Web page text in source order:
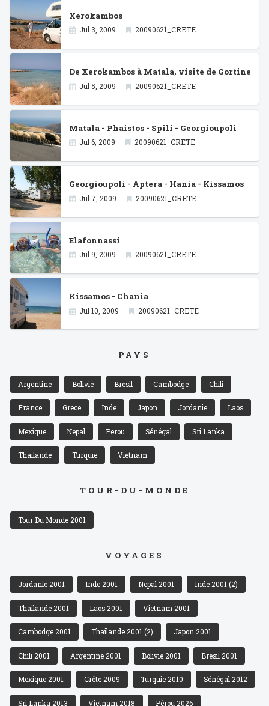
Xerokambos
Jul 3, 2009 20090621_CRETE
De Xerokambos à Matala, visite de Gortine
Jul 5, 2009 20090621_CRETE
Matala - Phaistos - Spili - Georgioupoli
Jul 6, 2009 20090621_CRETE
Georgioupoli - Aptera - Hania - Kissamos
Jul 7, 2009 20090621_CRETE
Elafonnassi
Jul 9, 2009 20090621_CRETE
Kissamos - Chania
Jul 10, 2009 20090621_CRETE
PAYS
Argentine Bolivie Bresil Cambodge Chili
France Grece Inde Japon Jordanie Laos
Mexique Nepal Perou Sénégal Sri Lanka
Thailande Turquie Vietnam
TOUR-DU-MONDE
Tour Du Monde 2001
VOYAGES
Jordanie 2001 Inde 2001 Nepal 2001 Inde 2001 (2)
Thailande 2001 Laos 2001 Vietnam 2001
Cambodge 2001 Thailande 2001 (2) Japon 2001
Chili 2001 Argentine 2001 Bolivie 2001 Bresil 2001
Mexique 2001 Crête 2009 Turquie 2010 Sénégal 2012
Sri Lanka 2013 Vietnam 2018 Pérou 2026